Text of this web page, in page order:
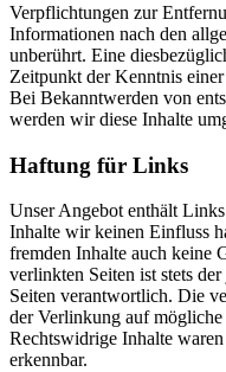
Verpflichtungen zur
Informationen nach den
unberührt. Eine
Zeitpunkt der Kenntnis
Bei Bekanntwerden von
werden wir diese Inhalte
Haftung für Links
Unser Angebot enthält
Inhalte wir keinen Einfluss
fremden Inhalte auch keine
verlinkten Seiten ist stets
Seiten verantwortlich. Die
der Verlinkung auf
Rechtswidrige Inhalte
erkennbar.